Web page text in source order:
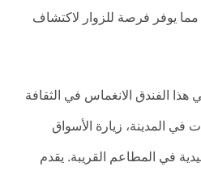
مما يوفر فرصة للزوار لاكتشاف
هذا الفندق الانغماس في الثقافة
في المدينة، زيارة الأسواق
في المطاعم القريبة. يقدم